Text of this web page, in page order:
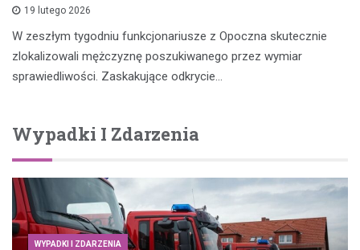
19 lutego 2026
W zeszłym tygodniu funkcjonariusze z Opoczna skutecznie
zlokalizowali mężczyznę poszukiwanego przez wymiar
sprawiedliwości. Zaskakujące odkrycie…
Wypadki I Zdarzenia
WYPADKI I ZDARZENIA